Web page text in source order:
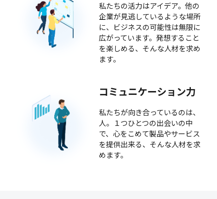
私たちの活力はアイデア。他の
企業が見逃しているような場所
に、ビジネスの可能性は無限に
広がっています。発想すること
を楽しめる、そんな人材を求め
ます。
コミュニケーション力
私たちが向き合っているのは、
人。１つひとつの出会いの中
で、心をこめて製品やサービス
を提供出来る、そんな人材を求
めます。